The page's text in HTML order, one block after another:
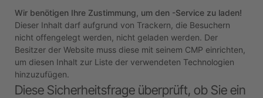
Wir benötigen Ihre Zustimmung, um den -Service zu laden!
Dieser Inhalt darf aufgrund von Trackern, die Besuchern
nicht offengelegt werden, nicht geladen werden. Der
Besitzer der Website muss diese mit seinem CMP einrichten,
um diesen Inhalt zur Liste der verwendeten Technologien
hinzuzufügen.
Diese Sicherheitsfrage überprüft, ob Sie ein